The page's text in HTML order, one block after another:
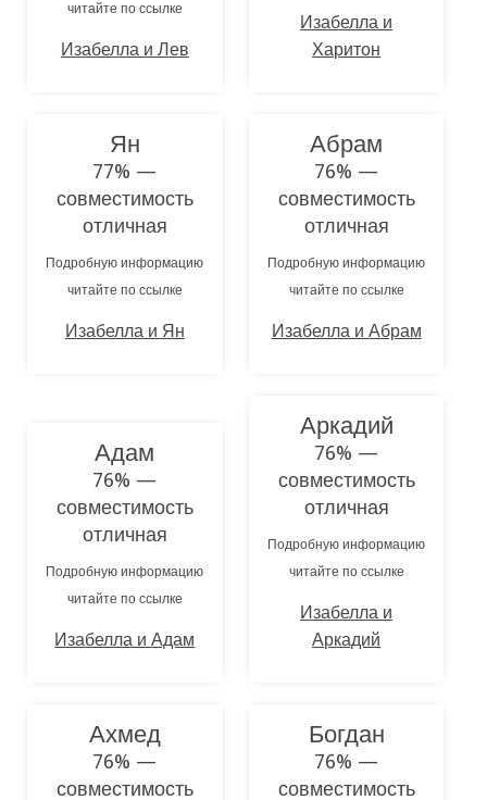
читайте по ссылке
Изабелла и Лев
Изабелла и
Харитон
Ян
77% —
совместимость
отличная
Подробную информацию
читайте по ссылке
Изабелла и Ян
Абрам
76% —
совместимость
отличная
Подробную информацию
читайте по ссылке
Изабелла и Абрам
Адам
76% —
совместимость
отличная
Подробную информацию
читайте по ссылке
Изабелла и Адам
Аркадий
76% —
совместимость
отличная
Подробную информацию
читайте по ссылке
Изабелла и
Аркадий
Ахмед
76% —
совместимость
Богдан
76% —
совместимость